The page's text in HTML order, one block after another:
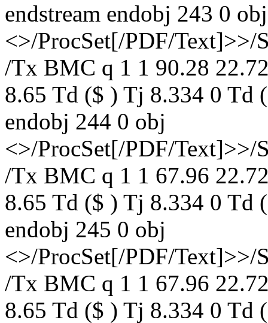
endstream endobj 243 0 obj
<>/ProcSet[/PDF/Text]>>/
/Tx BMC q 1 1 90.28
8.65 Td ($ ) Tj 8.334 0 Td
endobj 244 0 obj
<>/ProcSet[/PDF/Text]>>/
/Tx BMC q 1 1 67.96
8.65 Td ($ ) Tj 8.334 0 Td
endobj 245 0 obj
<>/ProcSet[/PDF/Text]>>/
/Tx BMC q 1 1 67.96
8.65 Td ($ ) Tj 8.334 0 Td